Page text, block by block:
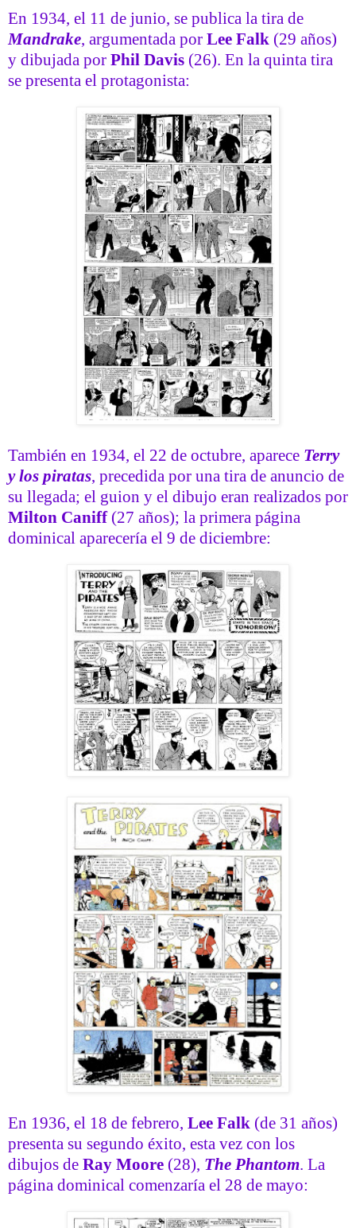
En 1934, el 11 de junio, se publica la tira de
Mandrake, argumentada por Lee Falk (29 años)
y dibujada por Phil Davis (26). En la quinta tira
se presenta el protagonista:
También en 1934, el 22 de octubre, aparece Terry
y los piratas, precedida por una tira de anuncio de
su llegada; el guion y el dibujo eran realizados por
Milton Caniff (27 años); la primera página
dominical aparecería el 9 de diciembre:
En 1936, el 18 de febrero, Lee Falk (de 31 años)
presenta su segundo éxito, esta vez con los
dibujos de Ray Moore (28), The Phantom. La
página dominical comenzaría el 28 de mayo: